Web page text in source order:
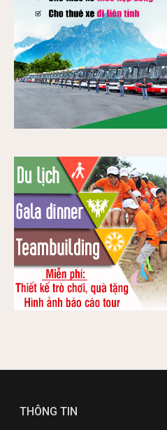
THÔNG TIN